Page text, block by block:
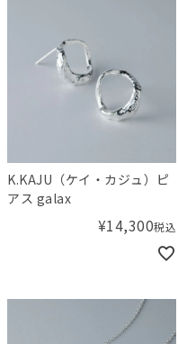
K.KAJU（ケイ・カジュ）ピ
アス galax
¥14,300税込